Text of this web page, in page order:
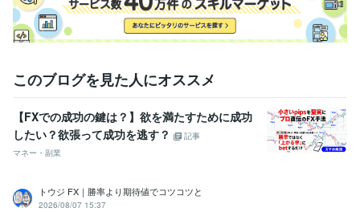
このブログを見た人にオススメ
【FXでの成功の鍵は？】欲を満たすために成功
したい？欲張って成功を逃す？
記事
マネー・副業
トウジ FX｜勝率より期待値でコツコツと
2026/08/07 15:37